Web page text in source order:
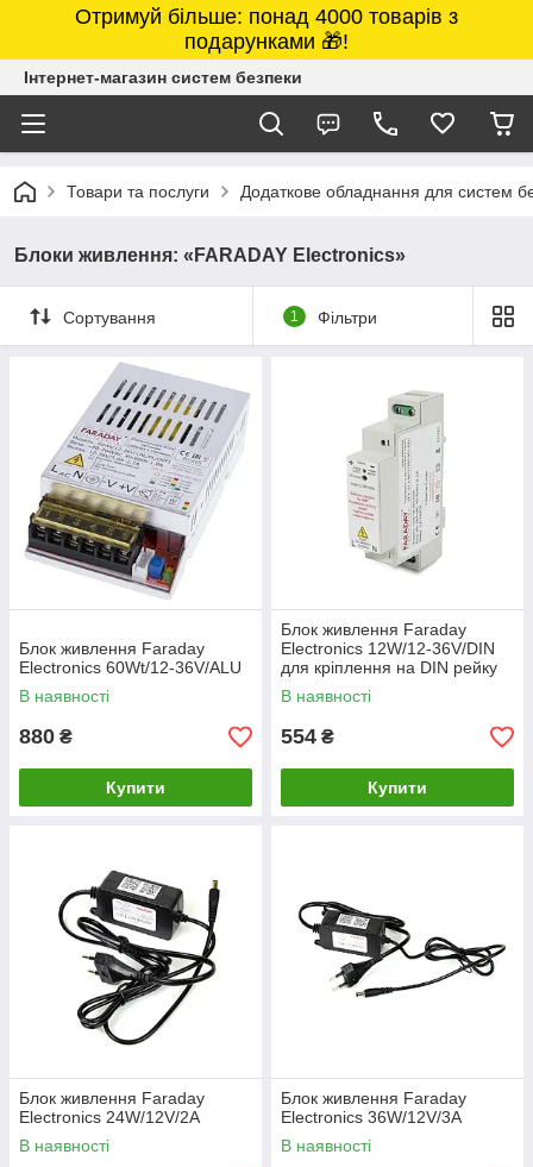
Отримуй більше: понад 4000 товарів з
подарунками 🎁!
Інтернет-магазин систем безпеки
Товари та послуги Додаткове обладнання для систем
Блоки живлення: «FARADAY Electronics»
Сортування 1 Фільтри
Блок живлення Faraday
Electronics 60Wt/12-36V/ALU
В наявності
880 ₴
Купити
Блок живлення Faraday
Electronics 12W/12-36V/DIN
для кріплення на DIN рейку
В наявності
554 ₴
Купити
Блок живлення Faraday
Electronics 24W/12V/2A
В наявності
Блок живлення Faraday
Electronics 36W/12V/3A
В наявності